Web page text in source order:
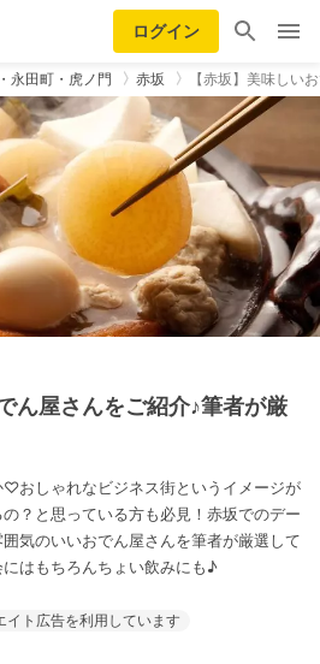
ログイン
永田町・虎ノ門 赤坂 【赤坂】美味しい
ん屋さんをご紹介♪筆者が厳
おしゃれなビジネス街というイメージが
？と思っている方も必見！赤坂でのデー
気のいいおでん屋さんを筆者が厳選して
はもちろんちょい飲みにも♪
イト広告を利用しています